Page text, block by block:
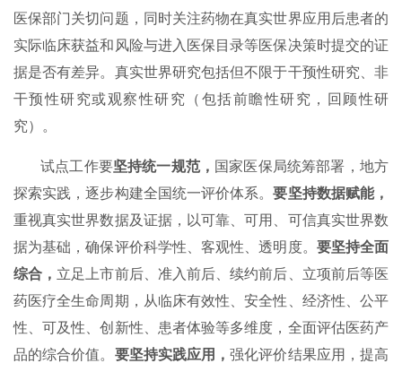
医保部门关切问题，同时关注药物在真实世界应用后患者的
实际临床获益和风险与进入医保目录等医保决策时提交的证
据是否有差异。真实世界研究包括但不限于干预性研究、非
干预性研究或观察性研究（包括前瞻性研究，回顾性研
究）。
试点工作要坚持统一规范， 国家医保局统筹部署，地方
探索实践，逐步构建全国统一评价体系。要坚持数据赋能，
重视真实世界数据及证据，以可靠、可用、可信真实世界数
据为基础，确保评价科学性、客观性、透明度。 要坚持全面
综合， 立足上市前后、准入前后、续约前后、立项前后等医
药医疗全生命周期，从临床有效性、安全性、经济性、公平
性、可及性、创新性、患者体验等多维度，全面评估医药产
品的综合价值。 要坚持实践应用，强化评价结果应用，提高